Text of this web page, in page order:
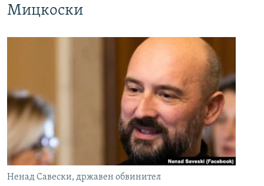
Мицкоски
Ненад Савески, државен обвинител